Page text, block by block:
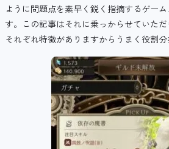
ように問題点を素早く鋭く指摘するゲー
す。この記事はそれに乗っからせていた
それぞれ特徴がありますからうまく役割分